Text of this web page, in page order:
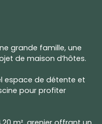
grande famille, une
de maison d’hôtes.
espace de détente et
pour profiter